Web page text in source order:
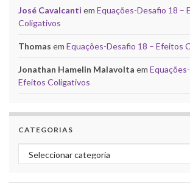
José Cavalcanti em Equações-Desafio 18 –
Coligativos
Thomas em Equações-Desafio 18 – Efeitos
Jonathan Hamelin Malavolta em
Efeitos Coligativos
CATEGORIAS
Categorias